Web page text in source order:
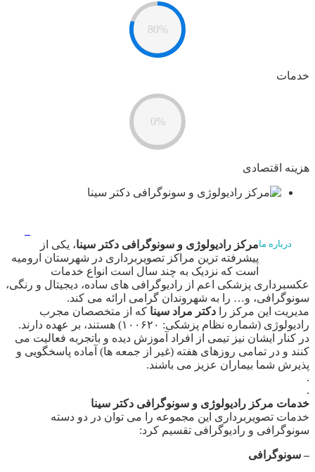
80%
خدمات
0%
هزینه اقتصادی
درباره مامرکز رادیولوژی و سونوگرافی دکتر سینا، یکی از
پیشرفته ترین مراکز تصویربرداری در شهرستان ارومیه
است که نزدیک به چند سال است انواع خدمات
عکسبرداری پزشکی اعم از رادیوگرافی های ساده، دیجیتال و رنگی،
سونوگرافی، و… را به شهروندان گرامی ارائه می کند.
مدیریت این مرکز را دکتر مراد سینا که از متخصصان مجرب
رادیولوژی (شماره نظام پزشکی: ۱۰۰۶۲۰) هستند، بر عهده دارند.
در کنار ایشان نیز تیمی از افراد آموزش دیده و باتجربه فعالیت می
کنند و در تمامی روزهای هفته (غیر از جمعه ها) آماده پاسخگویی و
پذیرش شما بیماران عزیز می باشند.
.
.
خدمات مرکز رادیولوژی و سونوگرافی دکتر سینا
خدمات تصویربرداری این مجموعه را می توان در دو دسته
سونوگرافی و رادیوگرافی تقسیم کرد:
– سونوگرافی